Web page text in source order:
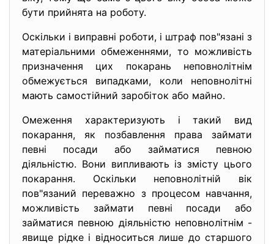
бути прийнята на роботу.
Оскільки і виправні роботи, і штраф пов"язані з
матеріальними обмеженнями, то можливість
призначення цих покарань неповнолітнім
обмежується випадками, коли неповнолітні
мають самостійний заробіток або майно.
Омеження характеризують і такий вид
покарання, як позбавлення права займати
певні посади або займатися певною
діяльністю. Вони випливають із змісту цього
покарання. Оскільки неповнолітній вік
пов"язаний переважно з процесом навчання,
можливість займати певні посади або
займатися певною діяльністю неповнолітнім -
явище рідке і відноситься лише до старшого